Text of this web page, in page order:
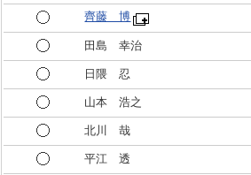
齊藤 博
田島 幸治
日隈 忍
山本 浩之
北川 哉
平江 透